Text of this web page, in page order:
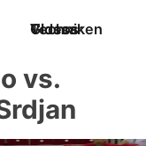
Techniken
Videos
Glossar
vs.